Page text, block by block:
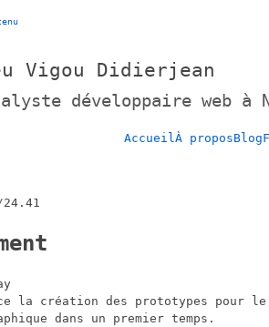
Vigou Didierjean
développaire web à
Accueil À proposBlog
24.41
la création des prototypes pour
dans un premier temps.